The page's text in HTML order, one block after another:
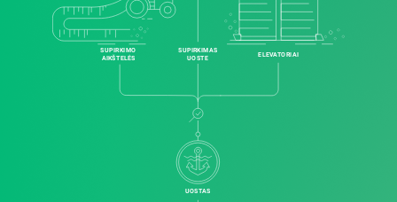
ELEVATORIAI
SUPIRKIMO
AIKŠTELĖS
SUPIRKIMAS
UOSTE
UOSTAS